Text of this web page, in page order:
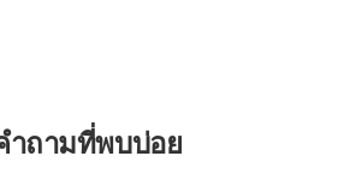
ำถามที่พบบ่อย